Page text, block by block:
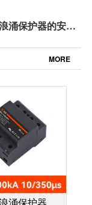
涌保护器的安装
【杭州易造】MORE